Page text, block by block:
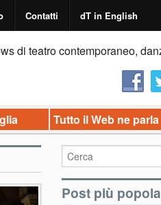
Contatti dT in English
di teatro contemporaneo,
Tutto il Web ne parla
Post più